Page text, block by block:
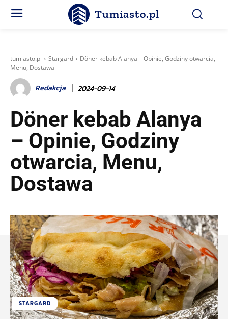
Tumiasto.pl
tumiasto.pl Stargard
Döner kebab Alanya – Opinie, Godziny otwarcia,
Menu, Dostawa
Redakcja 2024-09-14
Döner kebab Alanya
– Opinie, Godziny
otwarcia, Menu,
Dostawa
STARGARD